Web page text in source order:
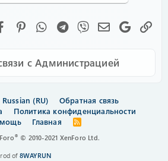
FacebookPinterestWhatsAppTelegram
Viber Google
с Администрацией
Russian (RU)
Обратная связь
Политика конфиденциальности
Главная
R
S
® © 2010-2021 XenForo Ltd.
of 8WAYRUN